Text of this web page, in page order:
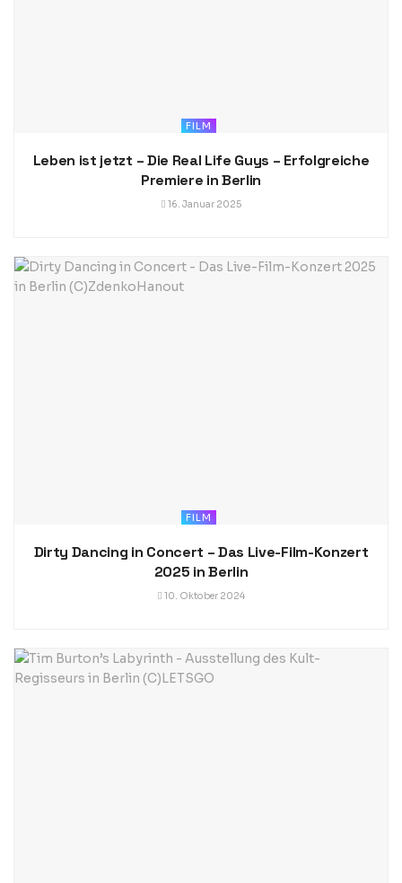
FILM
Leben ist jetzt – Die Real Life Guys – Erfolgreiche
Premiere in Berlin
16. Januar 2025
FILM
Dirty Dancing in Concert – Das Live-Film-Konzert
2025 in Berlin
10. Oktober 2024